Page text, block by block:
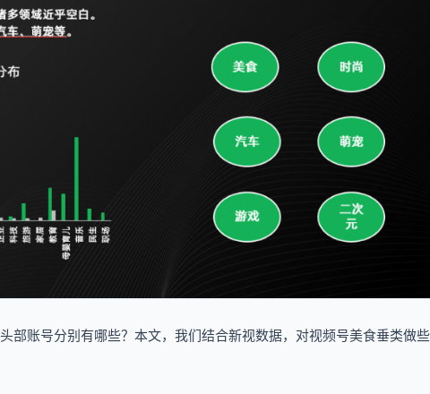
部账号分别有哪些？本文，我们结合新视数据，对视频号美食垂类做